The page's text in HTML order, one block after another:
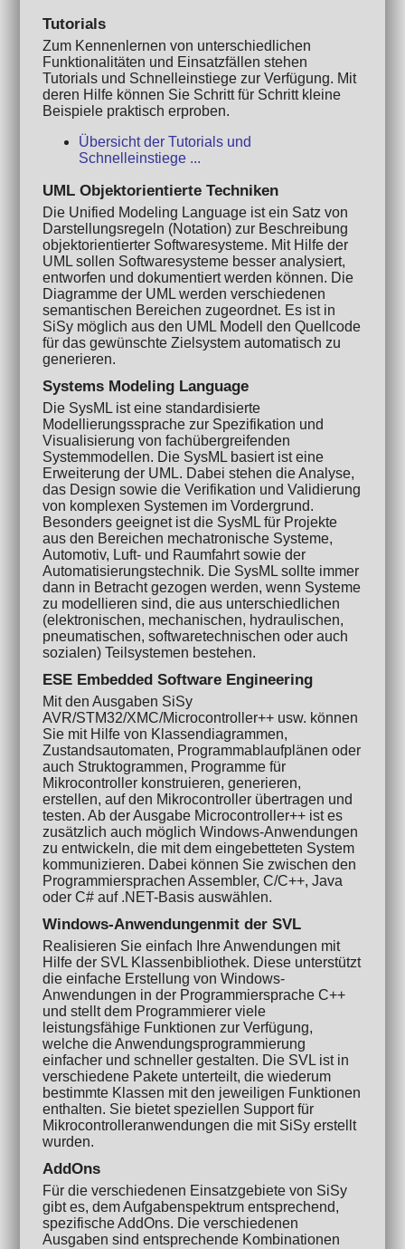
Tutorials
Zum Kennenlernen von unterschiedlichen
Funktionalitäten und Einsatzfällen stehen
Tutorials und Schnelleinstiege zur Verfügung. Mit
deren Hilfe können Sie Schritt für Schritt kleine
Beispiele praktisch erproben.
Übersicht der Tutorials und
Schnelleinstiege ...
UML Objektorientierte Techniken
Die Unified Modeling Language ist ein Satz von
Darstellungsregeln (Notation) zur Beschreibung
objektorientierter Softwaresysteme. Mit Hilfe der
UML sollen Softwaresysteme besser analysiert,
entworfen und dokumentiert werden können. Die
Diagramme der UML werden verschiedenen
semantischen Bereichen zugeordnet. Es ist in
SiSy möglich aus den UML Modell den Quellcode
für das gewünschte Zielsystem automatisch zu
generieren.
Systems Modeling Language
Die SysML ist eine standardisierte
Modellierungssprache zur Spezifikation und
Visualisierung von fachübergreifenden
Systemmodellen. Die SysML basiert ist eine
Erweiterung der UML. Dabei stehen die Analyse,
das Design sowie die Verifikation und Validierung
von komplexen Systemen im Vordergrund.
Besonders geeignet ist die SysML für Projekte
aus den Bereichen mechatronische Systeme,
Automotiv, Luft- und Raumfahrt sowie der
Automatisierungstechnik. Die SysML sollte immer
dann in Betracht gezogen werden, wenn Systeme
zu modellieren sind, die aus unterschiedlichen
(elektronischen, mechanischen, hydraulischen,
pneumatischen, softwaretechnischen oder auch
sozialen) Teilsystemen bestehen.
ESE Embedded Software Engineering
Mit den Ausgaben SiSy
AVR/STM32/XMC/Microcontroller++ usw. können
Sie mit Hilfe von Klassendiagrammen,
Zustandsautomaten, Programmablaufplänen oder
auch Struktogrammen, Programme für
Mikrocontroller konstruieren, generieren,
erstellen, auf den Mikrocontroller übertragen und
testen. Ab der Ausgabe Microcontroller++ ist es
zusätzlich auch möglich Windows-Anwendungen
zu entwickeln, die mit dem eingebetteten System
kommunizieren. Dabei können Sie zwischen den
Programmiersprachen Assembler, C/C++, Java
oder C# auf .NET-Basis auswählen.
Windows-Anwendungenmit der SVL
Realisieren Sie einfach Ihre Anwendungen mit
Hilfe der SVL Klassenbibliothek. Diese unterstützt
die einfache Erstellung von Windows-
Anwendungen in der Programmiersprache C++
und stellt dem Programmierer viele
leistungsfähige Funktionen zur Verfügung,
welche die Anwendungsprogrammierung
einfacher und schneller gestalten. Die SVL ist in
verschiedene Pakete unterteilt, die wiederum
bestimmte Klassen mit den jeweiligen Funktionen
enthalten. Sie bietet speziellen Support für
Mikrocontrolleranwendungen die mit SiSy erstellt
wurden.
AddOns
Für die verschiedenen Einsatzgebiete von SiSy
gibt es, dem Aufgabenspektrum entsprechend,
spezifische AddOns. Die verschiedenen
Ausgaben sind entsprechende Kombinationen